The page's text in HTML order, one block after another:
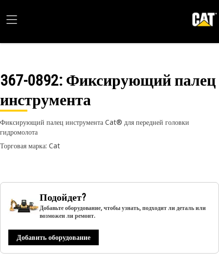
367-0892: Фиксирующий палец
инструмента
Фиксирующий палец инструмента Cat® для передней головки
гидромолота
Торговая марка: Cat
Подойдет?
Добавьте оборудование, чтобы узнать, подходит ли деталь или
возможен ли ремонт.
Добавить оборудование